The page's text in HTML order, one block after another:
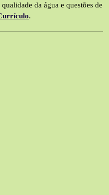
da água e questões de
.